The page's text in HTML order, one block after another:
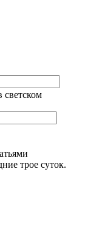
светском
трое суток.